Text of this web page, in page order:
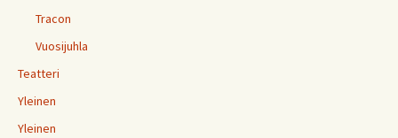
Tracon
Vuosijuhla
Teatteri
Yleinen
Yleinen